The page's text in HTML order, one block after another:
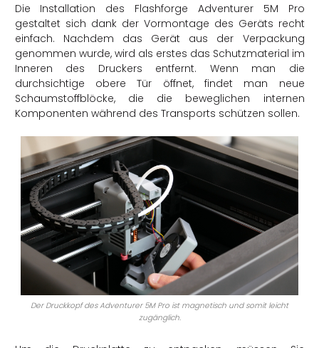
Die Installation des Flashforge Adventurer 5M Pro
gestaltet sich dank der Vormontage des Geräts recht
einfach. Nachdem das Gerät aus der Verpackung
genommen wurde, wird als erstes das Schutzmaterial im
Inneren des Druckers entfernt. Wenn man die
durchsichtige obere Tür öffnet, findet man neue
Schaumstoffblöcke, die die beweglichen internen
Komponenten während des Transports schützen sollen.
Der Druckkopf des Adventurer 5M Pro ist magnetisch und somit leicht
zugänglich.